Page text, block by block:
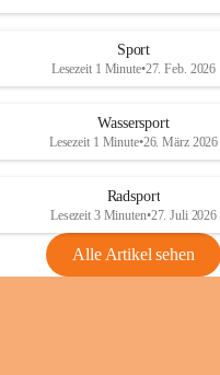
Amerikanischen
VBl. EU Nr. 18
1,4 MB
Nr. 18_2026
Sport
Lesezeit 1 Minute•27. Feb. 2026
Wassersport
Lesezeit 1 Minute•26. März 2026
Radsport
Lesezeit 3 Minuten•27. Juli 2026
Alle Artikel sehen